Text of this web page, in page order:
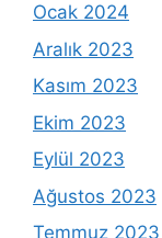
Ocak 2024
Aralık 2023
Kasım 2023
Ekim 2023
Eylül 2023
Ağustos 2023
Temmuz 2023